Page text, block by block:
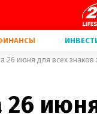
26 июня для всех знаков
26